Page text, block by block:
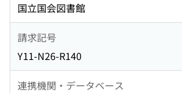
国立国会図書館
請求記号
Y11-N26-R140
連携機関・データベース